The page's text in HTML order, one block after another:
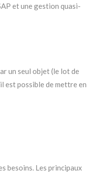
et une gestion quasi-
un seul objet (le lot de
est possible de mettre en
besoins. Les principaux